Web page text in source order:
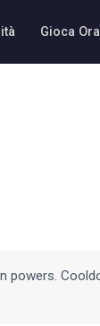
Gioca Ora
powers.